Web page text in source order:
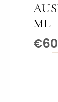
ML
€
namų
kvapas
RED